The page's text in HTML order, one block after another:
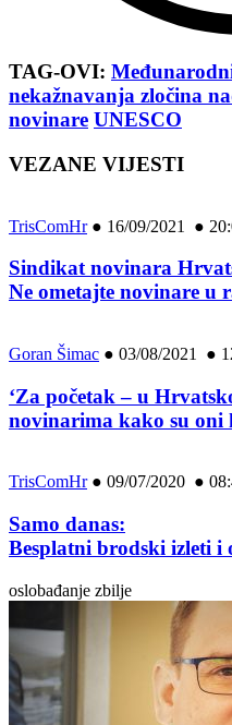
TAG-OVI:
nekažnavanja zločina
novinare UNESCO
VEZANE VIJESTI
TrisComHr● 16/09/2021 ●
Sindikat novinara
Ne ometajte novinare u
Goran Šimac ● 03/08/2021 ●
‘Za početak – u
novinarima kako su oni
TrisComHr● 09/07/2020 ●
Samo danas:
Besplatni brodski izleti i
oslobađanje zbilje